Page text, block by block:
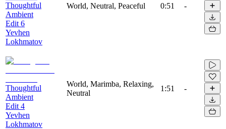
Thoughtful
Ambient
Edit 6
Yevhen
Lokhmatov
World, Neutral, Peaceful 0:51 -
Thoughtful
Ambient
Edit 4
Yevhen
Lokhmatov
World, Marimba, Relaxing,
Neutral
1:51 -